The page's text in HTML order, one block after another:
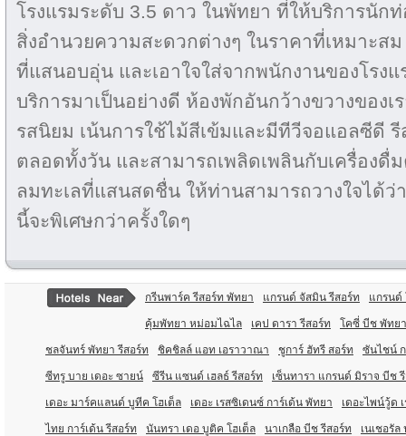
โรงแรมระดับ 3.5 ดาว ในพัทยา ที่ให้บริการนัก
สิ่งอำนวยความสะดวกต่างๆ ในราคาที่เหมาะส
ที่แสนอบอุ่น และเอาใจใส่จากพนักงานของโรง
บริการมาเป็นอย่างดี ห้องพักอันกว้างขวางของเ
รสนิยม เน้นการใช้ไม้สีเข้มและมีทีวีจอแอลซีดี รี
ตลอดทั้งวัน และสามารถเพลิดเพลินกับเครื่องดื่
ลมทะเลที่แสนสดชื่น ให้ท่านสามารถวางใจได้
นี้จะพิเศษกว่าครั้งใดๆ
กรีนพาร์ค รีสอร์ท พัทยา แกรนด์ จัสมิน รีสอร์ท แกรนด์
คุ้มพัทยา หม่อมไฉไล เคป ดารา รีสอร์ท โคซี่ บีช พัทยา
ชลจันทร์ พัทยา รีสอร์ท ชิคชิลล์ แอท เอราวาณา ชูการ์ ฮัทรี สอร์ท ซันไชน์
ซีทรู บาย เดอะ ซายน์ ซีรีน แซนด์ เฮลธ์ รีสอร์ท เซ็นทารา แกรนด์ มิราจ บีช
เดอะ มาร์คแลนด์ บูทีค โฮเต็ล เดอะ เรสซิเดนซ์ การ์เด้น พัทยา เดอะไพน์วู้ด
ไทย การ์เด้น รีสอร์ท นันทรา เดอ บูติค โฮเต็ล นาเกลือ บีช รีสอร์ท เนเชอรั